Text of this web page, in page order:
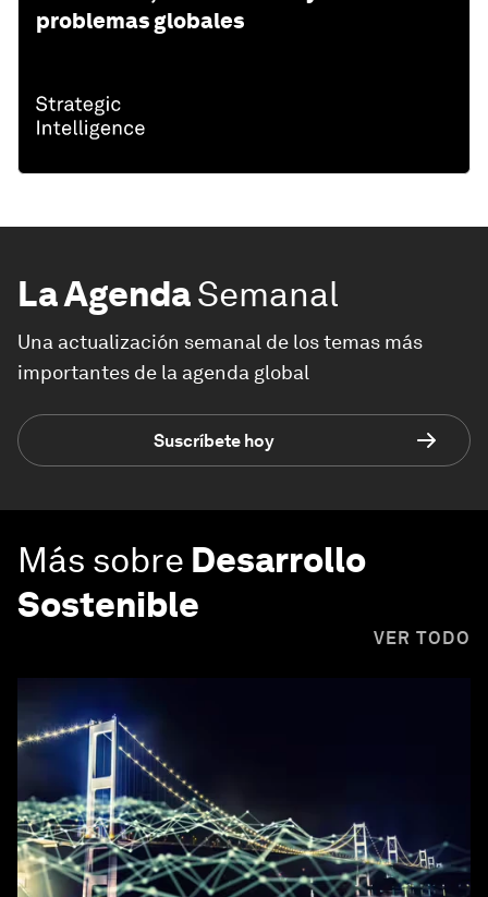
problemas globales
La AgendaSemanal
Una actualización semanal de los temas más
importantes de la agenda global
Suscríbete hoy
Más sobre Desarrollo
Sostenible
VER TODO